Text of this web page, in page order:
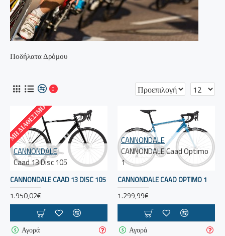
Ποδήλατα Δρόμου
0
ΜΗ ΔΙΑΘΈΣΙΜΟ
CANNONDALE
Caad 13 Disc 105
CANNONDALE CAAD 13 DISC 105
1.950,02€
Αγορά
CANNONDALE
CANNONDALE Caad Optimo
1
CANNONDALE CAAD OPTIMO 1
1.299,99€
Αγορά